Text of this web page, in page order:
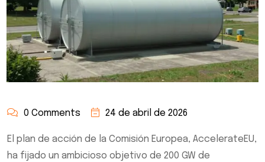
0 Comments 24 de abril de 2026
El plan de acción de la Comisión Europea, AccelerateEU,
ha fijado un ambicioso objetivo de 200 GW de